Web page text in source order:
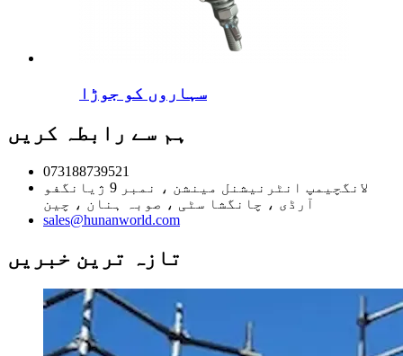
سہاروں کو جوڑا
ہم سے رابطہ کریں
073188739521
لانگچیمپ انٹرنیشنل مینشن ، نمبر 9 ژیانگفو
آرڈی ، چانگشا سٹی ، صوبہ ہنان ، چین
sales@hunanworld.com
تازہ ترین خبریں